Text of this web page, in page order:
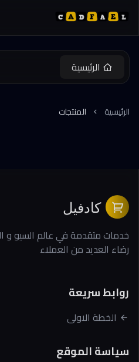
الرئيسية
الرئيسية المنتجات
كادفيل
خدمات متقدمة في عالم السيو و
رضاء العديد من العملاء
روابط سريعة
الخطة الاولى
سياسة الموقع